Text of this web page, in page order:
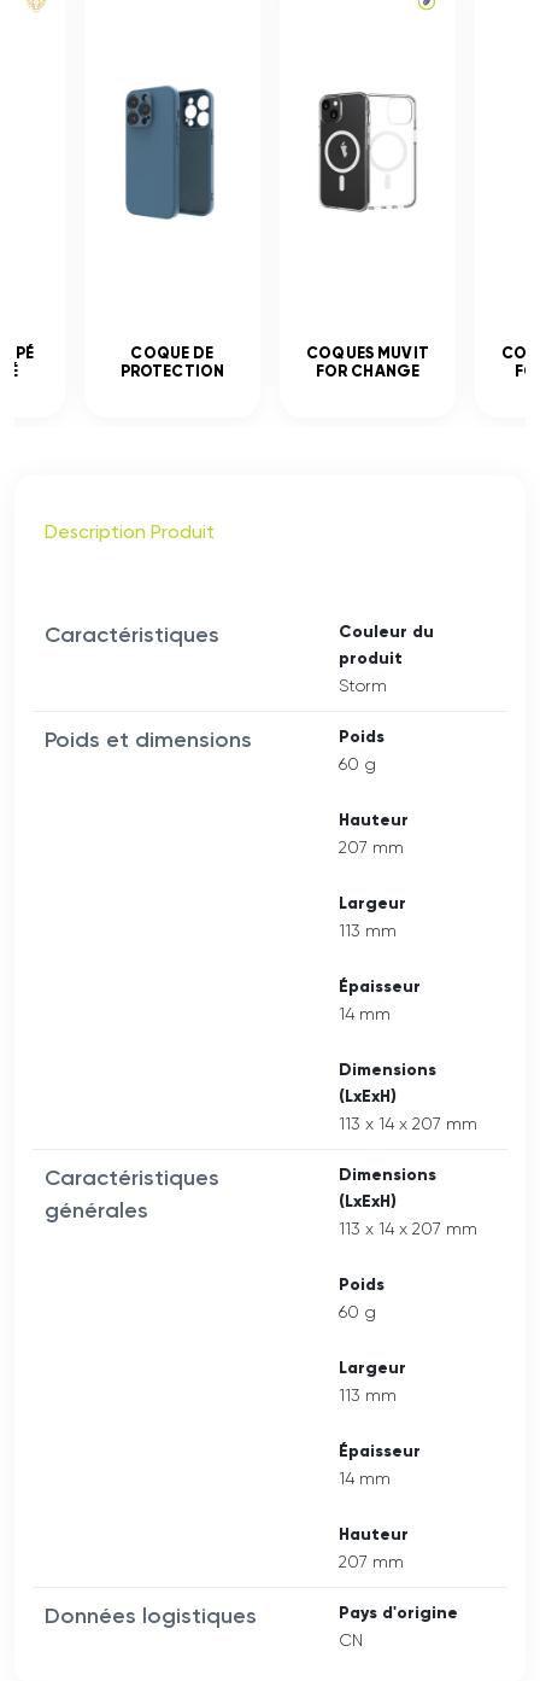
COQUE DE
PROTECTION
COQUES MUVIT
FOR CHANGE
Description Produit
Caractéristiques
Couleur du
produit
Storm
Poids et dimensions Poids
60 g
Hauteur
207 mm
Largeur
113 mm
Épaisseur
14 mm
Dimensions
(LxExH)
113 x 14 x 207 mm
Caractéristiques
générales
Dimensions
(LxExH)
113 x 14 x 207 mm
Poids
60 g
Largeur
113 mm
Épaisseur
14 mm
Hauteur
207 mm
Données logistiques Pays d'origine
CN